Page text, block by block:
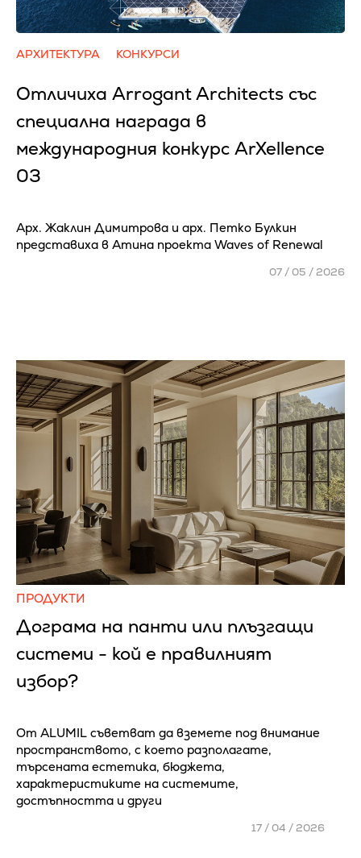
АРХИТЕКТУРА КОНКУРСИ
Отличиха Arrogant Architects със
специална награда в
международния конкурс ArXellence
03
Арх. Жаклин Димитрова и арх. Петко Булкин
представиха в Атина проекта Waves of Renewal
07 / 05 / 2026
ПРОДУКТИ
Дограма на панти или плъзгащи
системи - кой е правилният
избор?
От ALUMIL съветват да вземете под внимание
пространството, с което разполагате,
търсената естетика, бюджета,
характеристиките на системите,
достъпността и други
17 / 04 / 2026